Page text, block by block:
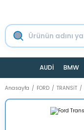
AUDİ BMW
Anasayfa FORD TRANSİT